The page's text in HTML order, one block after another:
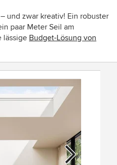
und zwar kreativ! Ein robuster
paar Meter Seil am
lässige Budget-Lösung von